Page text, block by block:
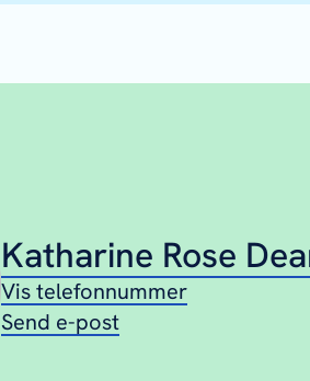
Katharine Rose
Vis telefonnummer
Send e-post